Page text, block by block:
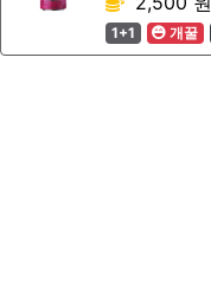
1+1
개꿀